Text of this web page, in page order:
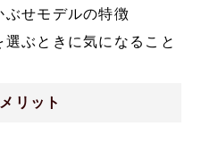
ぶせモデルの特徴
選ぶときに気になること
リット